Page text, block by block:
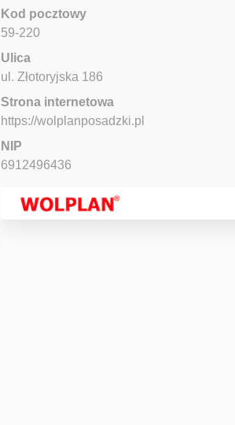
Kod pocztowy
59-220
Ulica
ul. Złotoryjska 186
Strona internetowa
https://wolplanposadzki.pl
NIP
6912496436